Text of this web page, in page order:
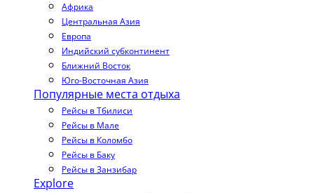
Африка
Центральная Азия
Европа
Индийский субконтинент
Ближний Восток
Юго-Восточная Азия
Популярные места отдыха
Рейсы в Тбилиси
Рейсы в Мале
Рейсы в Коломбо
Рейсы в Баку
Рейсы в Занзибар
Explore